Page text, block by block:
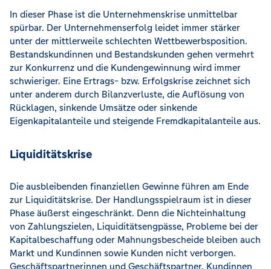
In dieser Phase ist die Unternehmenskrise unmittelbar
spürbar. Der Unternehmenserfolg leidet immer stärker
unter der mittlerweile schlechten Wettbewerbsposition.
Bestandskundinnen und Bestandskunden gehen vermehrt
zur Konkurrenz und die Kundengewinnung wird immer
schwieriger. Eine Ertrags- bzw. Erfolgskrise zeichnet sich
unter anderem durch Bilanzverluste, die Auflösung von
Rücklagen, sinkende Umsätze oder sinkende
Eigenkapitalanteile und steigende Fremdkapitalanteile aus.
Liquiditätskrise
Die ausbleibenden finanziellen Gewinne führen am Ende
zur Liquiditätskrise. Der Handlungsspielraum ist in dieser
Phase äußerst eingeschränkt. Denn die Nichteinhaltung
von Zahlungszielen, Liquiditätsengpässe, Probleme bei der
Kapitalbeschaffung oder Mahnungsbescheide bleiben auch
Markt und Kundinnen sowie Kunden nicht verborgen.
Geschäftspartnerinnen und Geschäftspartner, Kundinnen